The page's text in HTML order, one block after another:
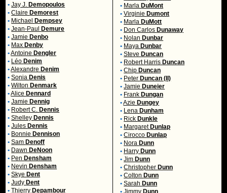
• Jay J. Demopoulos
• Claire Demorest
• Michael
Dempsey
• Jean-Paul
Demure
• Jamie Denbo
• Max Denby
•Antoine Dengler
• Léo Denim
•Alexandre Denim
• Sonia Denis
• Wilton Denmark
•Alice Dennard
• Jamie Dennig
• Robert C. Dennis
• Shelley Dennis
• Jules Dennis
• Bonnie Dennison
• Sam Denoff
• Dawn DeNoon
• Pen Densham
• Nevin Densham
• Skye Dent
• Judy Dent
• Thierry Depambour
• Marla DuMont
• Virginie Dumont
• Marla DuMott
• Don Carlos Dunaway
• Nolan Dunbar
• Maya Dunbar
• Steve Duncan
• Robert Harris Duncan
• Chip Duncan
• Peter Duncan (II)
• Jamie Duneier
• Frank Dungan
•Azie Dungey
• Lena Dunham
• Rick Dunkle
• Margaret Dunlap
• Cirocco Dunlap
• Nora Dunn
• Harry Dunn
• Jim Dunn
• Christopher Dunn
• Colton Dunn
• Sarah Dunn
• Jimmy Dunn